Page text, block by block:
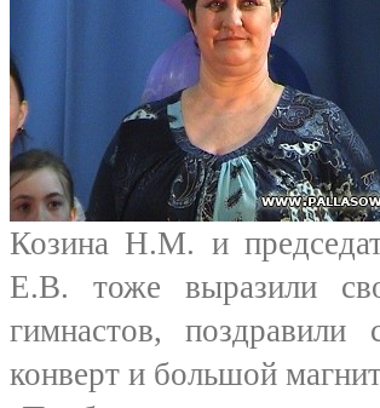
Козина Н.М. и
Е.В. тоже выразили
гимнастов,
конверт и большой